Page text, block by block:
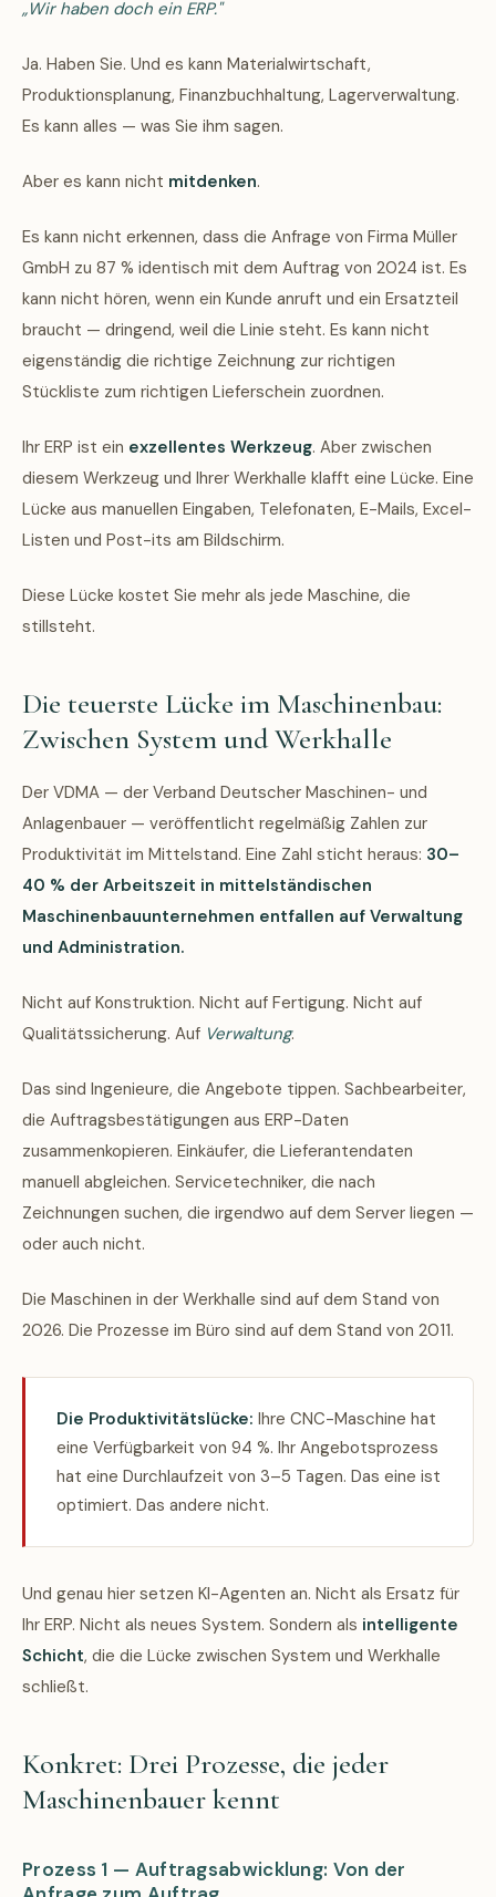
„Wir haben doch ein ERP."
Ja. Haben Sie. Und es kann Materialwirtschaft,
Produktionsplanung, Finanzbuchhaltung, Lagerverwaltung.
Es kann alles — was Sie ihm sagen.
Aber es kann nicht mitdenken.
Es kann nicht erkennen, dass die Anfrage von Firma Müller
GmbH zu 87 % identisch mit dem Auftrag von 2024 ist. Es
kann nicht hören, wenn ein Kunde anruft und ein Ersatzteil
braucht — dringend, weil die Linie steht. Es kann nicht
eigenständig die richtige Zeichnung zur richtigen
Stückliste zum richtigen Lieferschein zuordnen.
Ihr ERP ist ein exzellentes Werkzeug. Aber zwischen
diesem Werkzeug und Ihrer Werkhalle klafft eine Lücke. Eine
Lücke aus manuellen Eingaben, Telefonaten, E-Mails, Excel-
Listen und Post-its am Bildschirm.
Diese Lücke kostet Sie mehr als jede Maschine, die
stillsteht.
Die teuerste Lücke im Maschinenbau:
Zwischen System und Werkhalle
Der VDMA — der Verband Deutscher Maschinen- und
Anlagenbauer — veröffentlicht regelmäßig Zahlen zur
Produktivität im Mittelstand. Eine Zahl sticht heraus: 30–
40 % der Arbeitszeit in mittelständischen
Maschinenbauunternehmen entfallen auf Verwaltung
und Administration.
Nicht auf Konstruktion. Nicht auf Fertigung. Nicht auf
Qualitätssicherung. Auf Verwaltung.
Das sind Ingenieure, die Angebote tippen. Sachbearbeiter,
die Auftragsbestätigungen aus ERP-Daten
zusammenkopieren. Einkäufer, die Lieferantendaten
manuell abgleichen. Servicetechniker, die nach
Zeichnungen suchen, die irgendwo auf dem Server liegen —
oder auch nicht.
Die Maschinen in der Werkhalle sind auf dem Stand von
2026. Die Prozesse im Büro sind auf dem Stand von 2011.
Die Produktivitätslücke: Ihre CNC-Maschine hat
eine Verfügbarkeit von 94 %. Ihr Angebotsprozess
hat eine Durchlaufzeit von 3–5 Tagen. Das eine ist
optimiert. Das andere nicht.
Und genau hier setzen KI-Agenten an. Nicht als Ersatz für
Ihr ERP. Nicht als neues System. Sondern als intelligente
Schicht, die die Lücke zwischen System und Werkhalle
schließt.
Konkret: Drei Prozesse, die jeder
Maschinenbauer kennt
Prozess 1 — Auftragsabwicklung: Von der